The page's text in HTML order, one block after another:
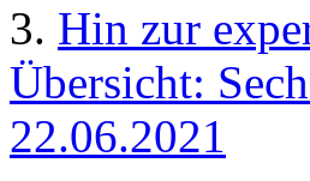
3. Hin zur
Übersicht:
22.06.2021